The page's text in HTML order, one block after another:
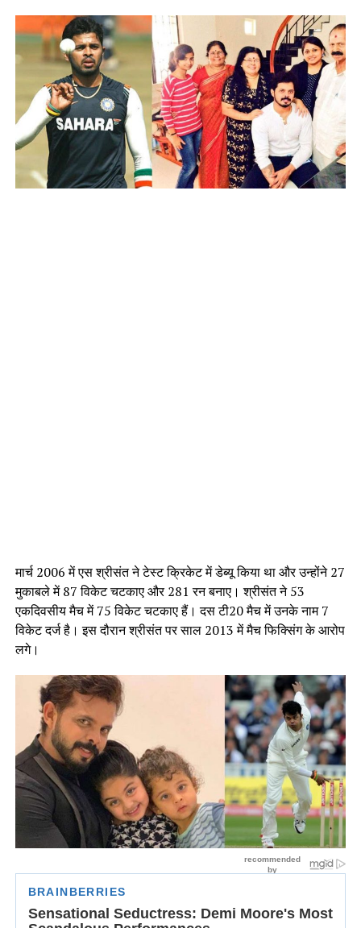
मार्च 2006 में एस श्रीसंत ने टेस्ट क्रिकेट में डेब्यू किया था और उन्होंने 27
मुकाबले में 87 विकेट चटकाए और 281 रन बनाए। श्रीसंत ने 53
एकदिवसीय मैच में 75 विकेट चटकाए हैं। दस टी20 मैच में उनके नाम 7
विकेट दर्ज है। इस दौरान श्रीसंत पर साल 2013 में मैच फिक्सिंग के आरोप
लगे।